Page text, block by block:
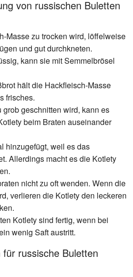
von russischen Buletten
Masse zu trocken wird, löffelweise
und gut durchkneten.
kann sie mit Semmelbrösel
hält die Hackfleisch-Masse
frisches.
geschnitten wird, kann es
beim Braten auseinander
hinzugefügt, weil es das
Allerdings macht es die Kotlety
nicht zu oft wenden. Wenn die
verlieren die Kotlety den leckeren
Kotlety sind fertig, wenn bei
wenig Saft austritt.
russische Buletten